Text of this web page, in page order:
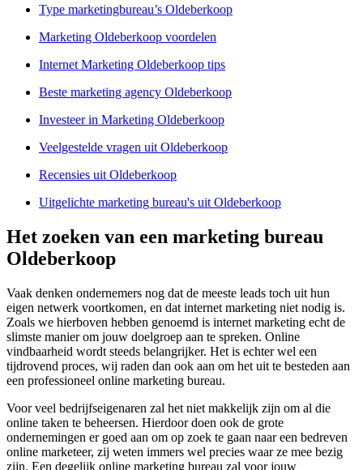
Type marketingbureau’s Oldeberkoop
Marketing Oldeberkoop voordelen
Internet Marketing Oldeberkoop tips
Beste marketing agency Oldeberkoop
Investeer in Marketing Oldeberkoop
Veelgestelde vragen uit Oldeberkoop
Recensies uit Oldeberkoop
Uitgelichte marketing bureau's uit Oldeberkoop
Het zoeken van een marketing bureau
Oldeberkoop
Vaak denken ondernemers nog dat de meeste leads toch uit hun
eigen netwerk voortkomen, en dat internet marketing niet nodig is.
Zoals we hierboven hebben genoemd is internet marketing echt de
slimste manier om jouw doelgroep aan te spreken. Online
vindbaarheid wordt steeds belangrijker. Het is echter wel een
tijdrovend proces, wij raden dan ook aan om het uit te besteden aan
een professioneel online marketing bureau.
Voor veel bedrijfseigenaren zal het niet makkelijk zijn om al die
online taken te beheersen. Hierdoor doen ook de grote
ondernemingen er goed aan om op zoek te gaan naar een bedreven
online marketeer, zij weten immers wel precies waar ze mee bezig
zijn. Een degelijk online marketing bureau zal voor jouw